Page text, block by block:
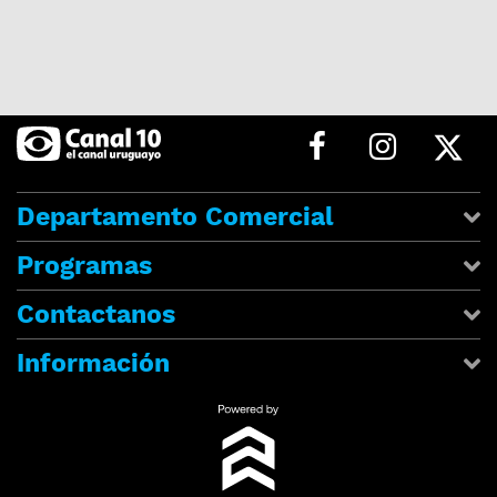
Departamento Comercial
Programas
Contactanos
Información